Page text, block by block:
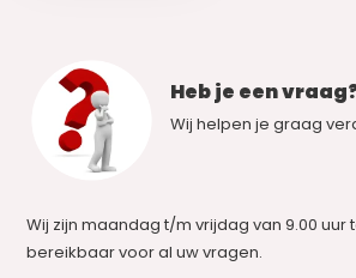
Heb je een
Wij helpen je graag
Wij zijn maandag t/m vrijdag van 9.00 uur
bereikbaar voor al uw vragen.